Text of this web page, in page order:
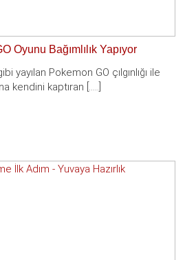
Oyunu Bağımlılık Yapıyor
yayılan Pokemon GO çılgınlığı ile
kendini kaptıran [.....]